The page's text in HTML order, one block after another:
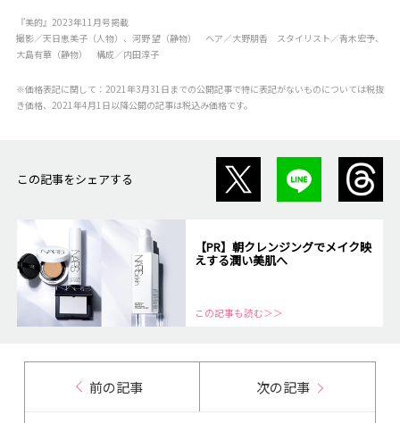
『美的』2023年11月号掲載
撮影／天日恵美子（人物）、河野 望（静物） ヘア／大野朋香 スタイリスト／青木宏予、
大島有華（静物） 構成／内田淳子
※価格表記に関して：2021年3月31日までの公開記事で特に表記がないものについては税抜
き価格、2021年4月1日以降公開の記事は税込み価格です。
この記事をシェアする
【PR】朝クレンジングでメイク映
えする潤い美肌へ
この記事も読む＞＞
前の記事 次の記事